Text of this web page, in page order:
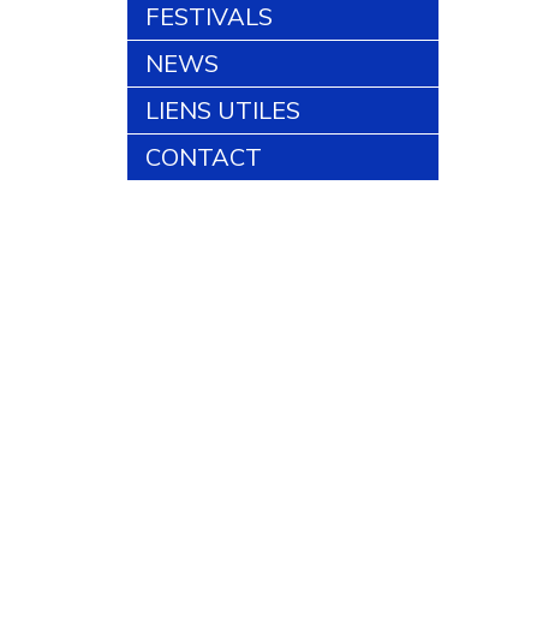
FESTIVALS
NEWS
LIENS UTILES
CONTACT